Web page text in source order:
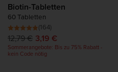
Biotin-Tabletten
60 Tabletten
(164)
12,79 € 3,19 €
Sommerangebote: Bis zu 75% Rabatt -
kein Code nötig